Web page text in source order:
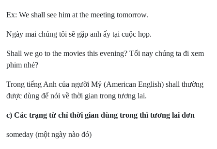
Ex: We shall see him at the meeting tomorrow.
Ngày mai chúng tôi sẽ gặp anh ấy tại cuộc họp.
Shall we go to the movies this evening? Tối nay chúng ta đi xem
phim nhé?
Trong tiếng Anh của người Mỷ (American English) shall thường
được dùng để nói về thời gian trong tương lai.
c)Các trạng từ chỉ thời gian dùng trong thì tương lai đơn
someday (một ngày nào đó)